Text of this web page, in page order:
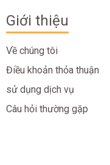
Giới thiệu
Về chúng tôi
Điều khoản thỏa thuận
sử dụng dịch vụ
Câu hỏi thường gặp